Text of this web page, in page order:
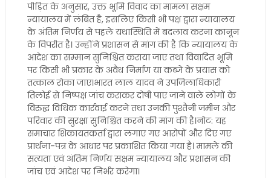
पीड़ित के अनुसार, उक्त भूमि विवाद का मामला सक्षम
न्यायालय में लंबित है, इसलिए किसी भी पक्ष द्वारा न्यायालय
के अंतिम निर्णय से पहले यथास्थिति में बदलाव करना कानून
के विपरीत है। उन्होंने प्रशासन से मांग की है कि न्यायालय के
आदेश का सम्मान सुनिश्चित कराया जाए तथा विवादित भूमि
पर किसी भी प्रकार के अवैध निर्माण या कब्जे के प्रयास को
तत्काल रोका जाए।भारत लाल यादव ने उपजिलाधिकारी
तिलोई से निष्पक्ष जांच कराकर दोषी पाए जाने वाले लोगों के
विरुद्ध विधिक कार्रवाई करने तथा उनकी पुश्तैनी जमीन और
परिवार की सुरक्षा सुनिश्चित करने की मांग की है।नोट: यह
समाचार शिकायतकर्ता द्वारा लगाए गए आरोपों और दिए गए
प्रार्थना-पत्र के आधार पर प्रकाशित किया गया है। मामले की
सत्यता एवं अंतिम निर्णय सक्षम न्यायालय और प्रशासन की
जांच एवं आदेश पर निर्भर करेगा।